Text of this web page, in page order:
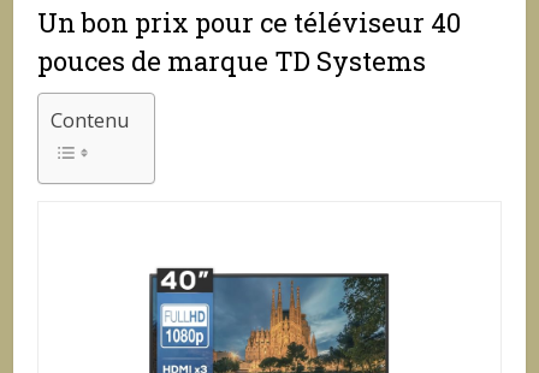
Un bon prix pour ce téléviseur 40
pouces de marque TD Systems
Contenu